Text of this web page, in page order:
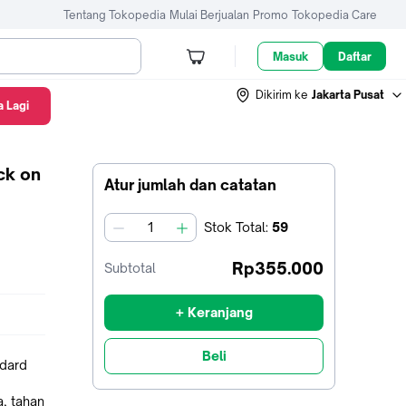
Tentang Tokopedia Mulai Berjualan Promo Tokopedia Care
Masuk Daftar
Dikirim ke Jakarta Pusat
Atur jumlah dan catatan
jumlah Stok Total: 59
Subtotal Rp355.000
+ Keranjang
Beli
on
tahan
Lagi